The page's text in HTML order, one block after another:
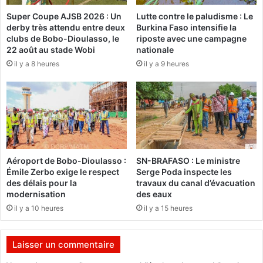
r
é
t
a
i
r
g
é
n
é
r
a
l
d
e
'
B
M
i
c
h
e
l
a
f
a
n
d
n
e
e
p
Super Coupe AJSB 2026 : Un
derby très attendu entre deux
clubs de Bobo-Dioulasso, le
22 août au stade Wobi
il y a 8 heures
Lutte contre le paludisme : Le
Burkina Faso intensifie la
riposte avec une campagne
nationale
il y a 9 heures
Aéroport de Bobo-Dioulasso :
Émile Zerbo exige le respect
des délais pour la
modernisation
il y a 10 heures
SN-BRAFASO : Le ministre
Serge Poda inspecte les
travaux du canal d’évacuation
des eaux
il y a 15 heures
Laisser un commentaire